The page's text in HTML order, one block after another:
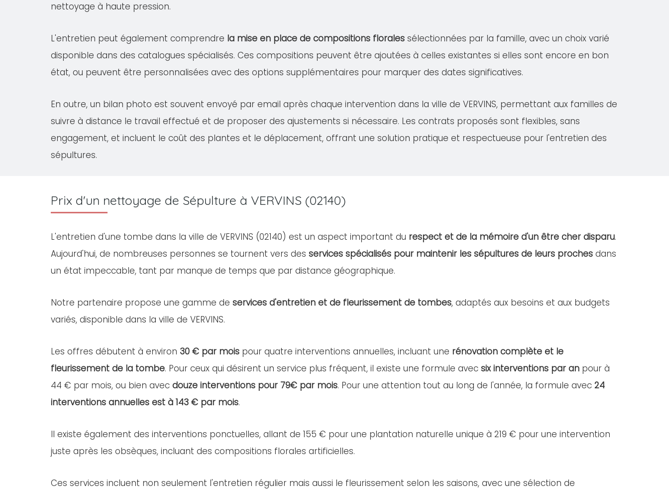
nettoyage à haute pression.
L'entretien peut également comprendre la mise en place de compositions florales sélectionnées par la famille, avec un choix varié
disponible dans des catalogues spécialisés. Ces compositions peuvent être ajoutées à celles existantes si elles sont encore en bon
état, ou peuvent être personnalisées avec des options supplémentaires pour marquer des dates significatives.
En outre, un bilan photo est souvent envoyé par email après chaque intervention dans la ville de VERVINS, permettant aux familles de
suivre à distance le travail effectué et de proposer des ajustements si nécessaire. Les contrats proposés sont flexibles, sans
engagement, et incluent le coût des plantes et le déplacement, offrant une solution pratique et respectueuse pour l'entretien des
sépultures.
Prix d'un nettoyage de Sépulture à VERVINS (02140)
L'entretien d'une tombe dans la ville de VERVINS (02140) est un aspect important du respect et de la mémoire d'un être cher disparu.
Aujourd'hui, de nombreuses personnes se tournent vers des services spécialisés pour maintenir les sépultures de leurs proches dans
un état impeccable, tant par manque de temps que par distance géographique.
Notre partenaire propose une gamme de services d'entretien et de fleurissement de tombes, adaptés aux besoins et aux budgets
variés, disponible dans la ville de VERVINS.
Les offres débutent à environ 30 € par mois pour quatre interventions annuelles, incluant une rénovation complète et le
fleurissement de la tombe. Pour ceux qui désirent un service plus fréquent, il existe une formule avec six interventions par an pour à
44 € par mois, ou bien avec douze interventions pour 79€ par mois. Pour une attention tout au long de l'année, la formule avec 24
interventions annuelles est à 143 € par mois.
Il existe également des interventions ponctuelles, allant de 155 € pour une plantation naturelle unique à 219 € pour une intervention
juste après les obsèques, incluant des compositions florales artificielles.
Ces services incluent non seulement l'entretien régulier mais aussi le fleurissement selon les saisons, avec une sélection de